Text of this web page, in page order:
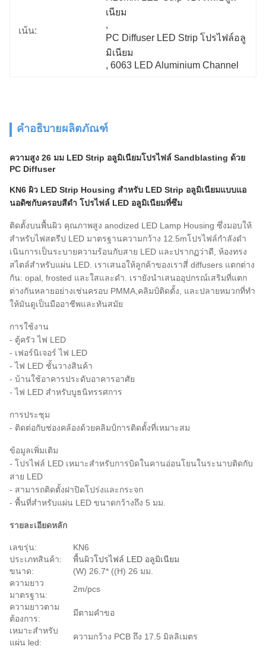
เน้น:
เนียม
,
PC Diffuser LED Strip โปรไฟล์อลู
มิเนียม
, 6063 LED Aluminium Channel
คำอธิบายผลิตภัณฑ์
ความสูง 26 มม LED Strip อลูมิเนียมโปรไฟล์ Sandblasting ด้วย
PC Diffuser
KN6 ผิว LED Strip Housing สําหรับ LED Strip อลูมิเนียมแบบแอ
นอดิซกับครอบสีดํา โปรไฟล์ LED อลูมิเนียมที่ซึม
ติดตั้งบนพื้นผิว คุณภาพสูง anodized LED Lamp Housing ซึ่งมอบให้
สําหรับไฟสตรีป LED มาตรฐานความกว้าง 12.5mโปรไฟล์กําลังดํา
เนินการเป็นระบายความร้อนกับสาย LED และปรากฏว่าดี, ห้องทรง
สไตล์สําหรับแผ่น LED. เราเสนอให้ลูกค้าของเราสี่ diffusers แตกต่าง
กัน: opal, frosted และใสและดํา. เรายังนําเสนออุปกรณ์เสริมที่แตก
ต่างกันหลายอย่างเช่นครอบ PMMA,คลิมป์ติดตั้ง, และปลายหมวกที่ทํา
ให้มันดูเป็นมืออาชีพและทันสมัย
การใช้งาน
- ตู้ครัว ไฟ LED
- เฟอร์นิเจอร์ ไฟ LED
- ไฟ LED ชั้นวางสินค้า
- บ้านใช้อาคารประดับอาคารอาศัย
- ไฟ LED สําหรับบูธนิทรรศการ
การประชุม
- ติดต่อกับช่องคล้องด้วยคลิมป์การติดตั้งที่เหมาะสม
ข้อมูลเพิ่มเติม
- โปรไฟล์ LED เหมาะสําหรับการบิดในคานอ่อนโยนในระนาบติดกับ
สาย LED
- สามารถติดตั้งฝาปิดโปร่งและกระจก
- พื้นที่สําหรับแผ่น LED ขนาดกว้างถึง 5 มม.
รายละเอียดหลัก
เลขรุ่น:
KN6
ประเภทสินค้า:
พื้นผิวโปรไฟล์ LED อลูมิเนียม
ขนาด:
(W) 26.7* ((H) 26 มม.
ความยาว
มาตรฐาน:
2m/pcs
ความยาวตาม
ต้องการ:
มีตามคําขอ
เหมาะสําหรับ
แผ่น led:
ความกว้าง PCB ถึง 17.5 มิลลิเมตร